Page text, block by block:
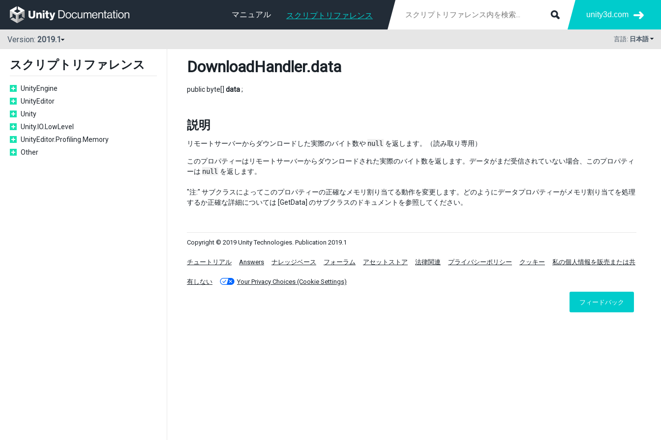
マニュアル スクリプトリファレンス unity3d.com
Version: 2019.1 言語: 日本語
スクリプトリファレンス
UnityEngine
UnityEditor
Unity
Unity.IO.LowLevel
UnityEditor.Profiling.Memory
Other
DownloadHandler.data
public byte[] data;
説明
リモートサーバーからダウンロードした実際のバイト数や null を返します。（読み取り専用）
このプロパティーはリモートサーバーからダウンロードされた実際のバイト数を返します。データがまだ受信されていない場合、このプロパティ
ーは null を返します。
"注:" サブクラスによってこのプロパティーの正確なメモリ割り当てる動作を変更します。どのようにデータプロパティーがメモリ割り当てを処理
するか正確な詳細については [GetData] のサブクラスのドキュメントを参照してください。
Copyright © 2019 Unity Technologies. Publication 2019.1
チュートリアル Answers ナレッジベース フォーラム アセットストア 法律関連 プライバシーポリシー クッキー 私の個人情報を販売または共
有しない Your Privacy Choices (Cookie Settings)
フィードバック